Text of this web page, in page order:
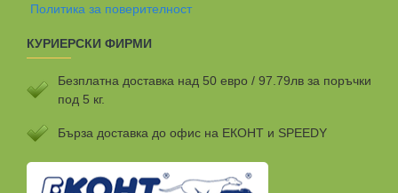
Политика за поверителност
КУРИЕРСКИ ФИРМИ
Безплатна доставка над 50 евро / 97.79лв за поръчки
под 5 кг.
Бързa доставка до офис на ЕКОНТ и SPEEDY